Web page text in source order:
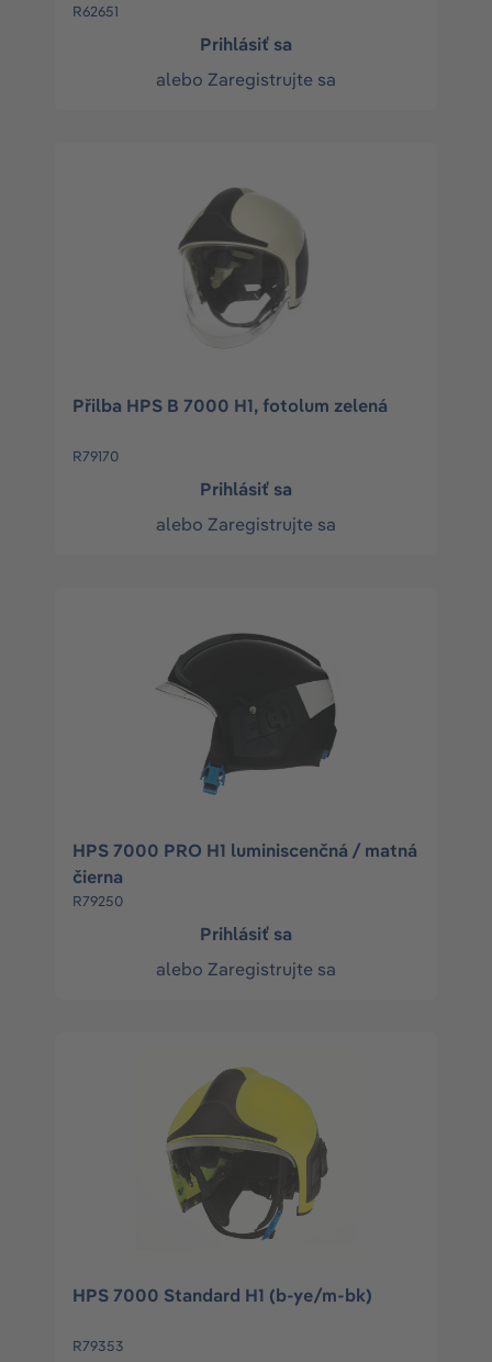
R62651
Prihlásiť sa
alebo Zaregistrujte sa
Přilba HPS B 7000 H1, fotolum zelená
R79170
Prihlásiť sa
alebo Zaregistrujte sa
HPS 7000 PRO H1 luminiscenčná / matná
čierna
R79250
Prihlásiť sa
alebo Zaregistrujte sa
HPS 7000 Standard H1 (b-ye/m-bk)
R79353